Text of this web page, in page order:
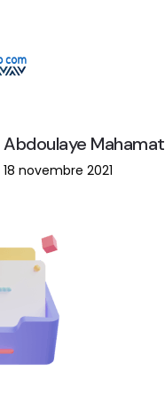
Abdoulaye Mahamat
18 novembre 2021